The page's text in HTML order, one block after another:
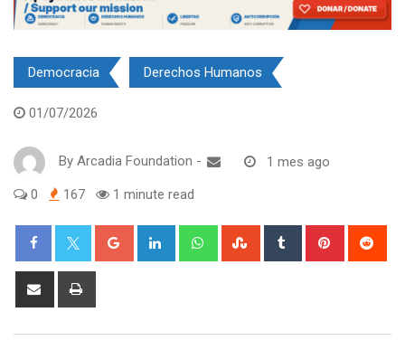
Democracia Derechos Humanos
01/07/2026
By Arcadia Foundation - 1 mes ago
0 167 1 minute read
Google+ LinkedIn WhatsappStumbleUpon
Tumblr Pinterest
Share